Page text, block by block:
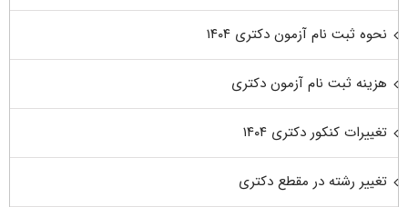
نحوه ثبت نام آزمون دکتری ۱۴۰۴
هزینه ثبت نام آزمون دکتری
تغییرات کنکور دکتری ۱۴۰۴
تغییر رشته در مقطع دکتری